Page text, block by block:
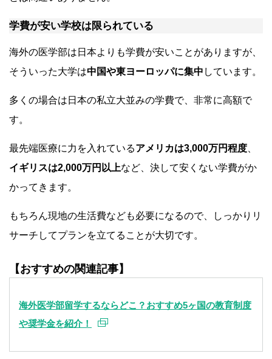
学費が安い学校は限られている
海外の医学部は日本よりも学費が安いことがありますが、
そういった大学は中国や東ヨーロッパに集中 しています。
多くの場合は日本の私立大並みの学費で、非常に高額で
す。
最先端医療に力を入れているアメリカは3,000万円程度
イギリスは2,000万円以上など、決して安くない学費がか
かってきます。
もちろん現地の生活費なども必要になるので、しっかりリ
サーチしてプランを立てることが大切です。
【おすすめの関連記事】
海外医学部留学するならどこ？おすすめ5ヶ国の教育制度
や奨学金を紹介！